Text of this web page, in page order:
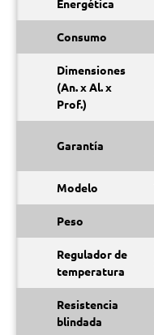
Energética
Consumo
Dimensiones
(An. x Al. x
Prof.)
Garantía
Modelo
Peso
Regulador de
temperatura
Resistencia
blindada